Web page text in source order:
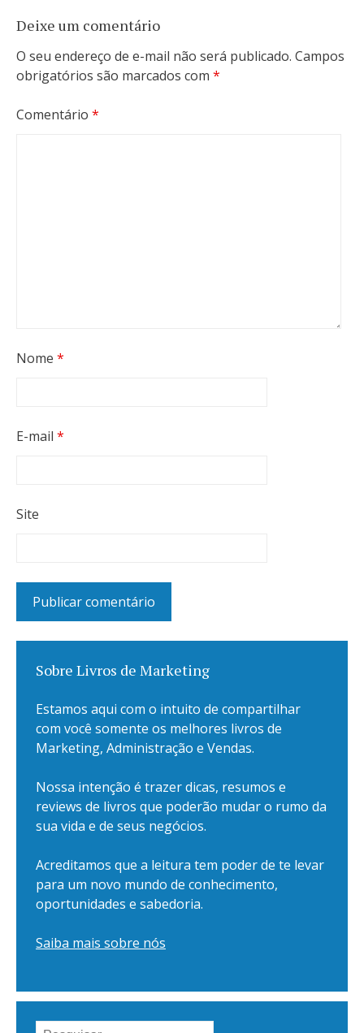
Deixe um comentário
O seu endereço de e-mail não será publicado. Campos
obrigatórios são marcados com *
Comentário *
Nome *
E-mail *
Site
Sobre Livros de Marketing
Estamos aqui com o intuito de compartilhar
com você somente os melhores livros de
Marketing, Administração e Vendas.
Nossa intenção é trazer dicas, resumos e
reviews de livros que poderão mudar o rumo da
sua vida e de seus negócios.
Acreditamos que a leitura tem poder de te levar
para um novo mundo de conhecimento,
oportunidades e sabedoria.
Saiba mais sobre nós